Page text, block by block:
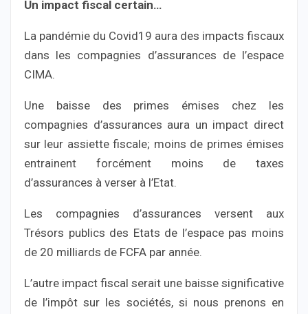
Un impact fiscal certain…
La pandémie du Covid19 aura des impacts fiscaux
dans les compagnies d’assurances de l’espace
CIMA.
Une baisse des primes émises chez les
compagnies d’assurances aura un impact direct
sur leur assiette fiscale; moins de primes émises
entrainent forcément moins de taxes
d’assurances à verser à l’Etat.
Les compagnies d’assurances versent aux
Trésors publics des Etats de l’espace pas moins
de 20 milliards de FCFA par année.
L’autre impact fiscal serait une baisse significative
de l’impôt sur les sociétés, si nous prenons en